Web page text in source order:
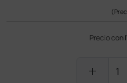
Precio con
add